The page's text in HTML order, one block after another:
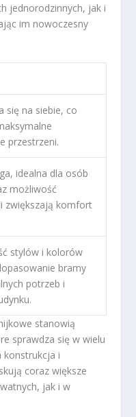
jednorodzinnych, jak i
im nowoczesny
się na siebie, co
przestrzeni.
idealna dla osób
możliwość
zwiększają komfort
stylów i kolorów
bramy
potrzeb i
stanowią
sprawdza się w wielu
konstrukcja i
coraz większe
jak i w